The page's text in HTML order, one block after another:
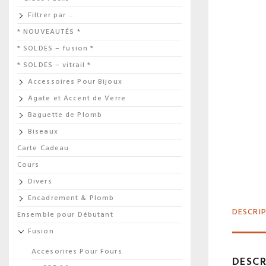
Filtrer par …
* NOUVEAUTÉS *
* SOLDES – fusion *
* SOLDES – vitrail *
Accessoires Pour Bijoux
Agate et Accent de Verre
Baguette de Plomb
Biseaux
Carte Cadeau
Cours
Divers
Encadrement & Plomb
Ensemble pour Débutant
Fusion
Accesorires Pour Fours